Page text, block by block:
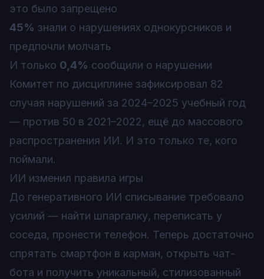
это было запрещено
45% знали о нарушениях однокурсников и
предпочли молчать
И только 0,4% сообщили о нарушении
Комитет по дисциплине зафиксировал 82
случая нарушений за 2024–2025 учебный год
— против 50 в 2021–2022, ещё до массового
распространения ИИ. И это только те, кого
поймали.
ИИ изменил правила игры
До генеративного ИИ списывание требовало
усилий — найти шпаргалку, переписать у
соседа, пронести телефон. Теперь достаточно
спрятать смартфон в карман, открыть чат-
бота и получить уникальный, стилизованный